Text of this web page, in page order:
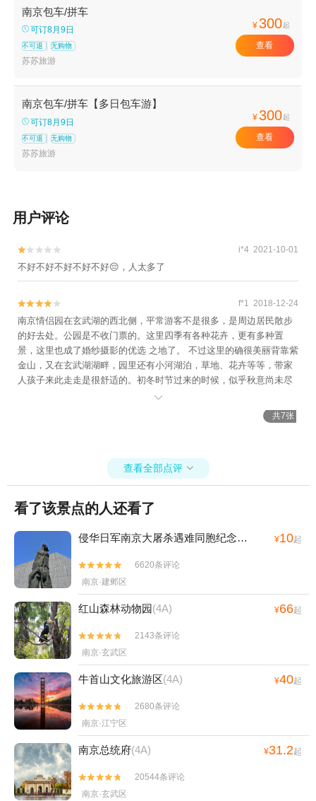
+汤山欢乐水世界+南京植物博览园+南京科技馆
+汤山圣泉温泉+汤山紫清湖旅游区+平山森林公
园+红山森林动物园+南京冠军溜冰场+南京汤山
海润温泉度假山庄+浦口珍珠泉野生动物生态园
+雨花台烈士陵园+汤山古溶洞+牛首山文化旅游
区+南京玄武湖游船+汤山翠谷现代农业示范园
+南京光阳大舞台+高淳国际慢城+南京汤山勐拉
温泉+高淳非遗展示馆+新四军驻高淳办事处旧址
+高淳国际慢城建峰农家乐+高淳国际慢城长春农
区+南京乐天世界+大报恩寺遗址景区+奔跑拓展
质公园站）+大报恩寺遗址景区+冶山国家矿山公
园+南京明故宫遗址公园+夫子庙游船(泮池码
车来斯+南京万达乐园+汤山方山国家地质公园博
物馆+汤山温泉房车营地露天茶园温泉+雨花台游
乐园+汤山矿坑公园+南京玄武湖菱洲乐园+溧水
周园+金牛湖野生动物王国+南京师范大学+夫子
庙5D光影星空艺术馆+夫子庙秦淮风光带+南京
涵田·臻温泉+侵华日军向新四军投降处旧址+南
京玫瑰园+金陵小城+南京市博物馆+丽池宫韩式
炮兵探险学院(玄武湖店)+南京国防园+雨花石地
墙博物馆+达摩殿+汤山竹野丛林ATV越野野骑基
地+未来动物城（南京玄武湖店）+侵华日军向新
四军投降处旧址+夫子庙雨花石博物馆+高淳陶瓷
博物馆+玄武湖游船(阳光码头)+大自然邮局栖霞
山森林营地+天生桥+灵谷寺+雨花剧院+南京银
杏湖+夫子庙喜剧汇+汤山温泉房车露营地1日游
南京包车/拼车
可订8月9日
不可退 无购物
苏苏旅游
¥300起
查看
南京包车/拼车【多日包车游】
可订8月9日
不可退 无购物
苏苏旅游
¥300起
查看
用户评论

 i*4 2021-10-01
不好不好不好不好不好😔，人太多了

 f*1 2018-12-24
南京情侣园在玄武湖的西北侧，平常游客不是很多，是周边居民散步
的好去处。公园是不收门票的。这里四季有各种花卉，更有多种置
景，这里也成了婚纱摄影的优选 之地了。 不过这里的确很美丽背靠紫
金山，又在玄武湖湖畔，园里还有小河湖泊，草地、花卉等等，带家
人孩子来此走走是很舒适的。初冬时节过来的时候，似乎秋意尚未尽
褪。有的树叶还泛着黄，有的红得还是那么夺目，更有水禽在湖泊里

共7张
查看全部点评 
看了该景点的人还看了
侵华日军南京大屠杀遇难同胞纪念馆 ¥10起


6620条评论
南京·建邺区
红山森林动物园(4A) ¥66起


2143条评论
南京·玄武区
牛首山文化旅游区(4A) ¥40起


2680条评论
南京·江宁区
南京总统府(4A) ¥31.2起


20544条评论
南京·玄武区